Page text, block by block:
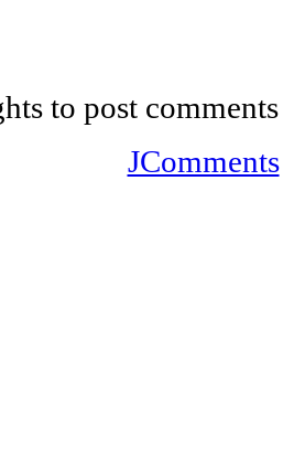
to post comments
JComments